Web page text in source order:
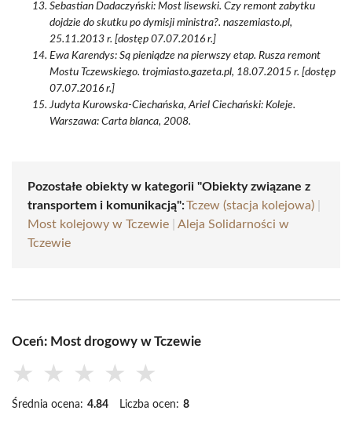
Sebastian Dadaczyński: Most lisewski. Czy remont zabytku
dojdzie do skutku po dymisji ministra?. naszemiasto.pl,
25.11.2013 r. [dostęp 07.07.2016 r.]
Ewa Karendys: Są pieniądze na pierwszy etap. Rusza remont
Mostu Tczewskiego. trojmiasto.gazeta.pl, 18.07.2015 r. [dostęp
07.07.2016 r.]
Judyta Kurowska-Ciechańska, Ariel Ciechański: Koleje.
Warszawa: Carta blanca, 2008.
Pozostałe obiekty w kategorii "Obiekty związane z
transportem i komunikacją":Tczew (stacja kolejowa)
Most kolejowy w Tczewie
Aleja Solidarności w
Tczewie
Oceń: Most drogowy w Tczewie
★ ★ ★ ★ ★
Średnia ocena: 4.84 Liczba ocen: 8